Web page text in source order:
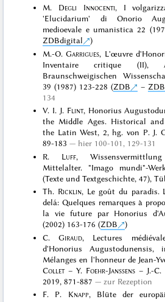
M. Degli Innocenti, I
'Elucidarium' di Onorio
medioevale e umanistica 22
ZDBdigital
)
M.-O.Garrigues, L'œuvre
Inventaire critique (II),
Braunschweigischen
39 (1987) 123-228 (ZDB –
134
V. I. J. Flint, Honorius
the Middle Ages. Historical
the Latin West, 2, hg. von P. J.
89-183
hier 100-101, 129-131
R. Luff,
Mittelalter. "Imago mundi"-
(Texte und Textgeschichte, 47),
Th. Ricklin, Le goût du paradis.
delá: Quelques remarques à
la vie future par Honorius
(2002) 163-176 (ZDB
)
C.Giraud, Lectures
d'Honorius
Mélanges en l'honneur de Jean-
Collet– Y. Foehr-Janssens – J.-C.
2019, 871-887
zur Rezeption
F. P. Knapp, Blüte der